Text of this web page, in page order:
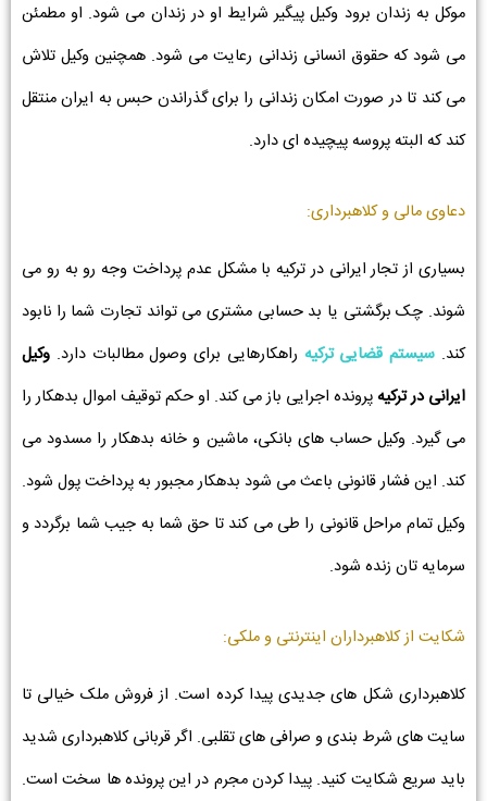
موکل به زندان برود وکیل پیگیر شرایط او در زندان می شود. او مطمئن
می شود که حقوق انسانی زندانی رعایت می شود. همچنین وکیل تلاش
می کند تا در صورت امکان زندانی را برای گذراندن حبس به ایران منتقل
کند که البته پروسه پیچیده ای دارد.
دعاوی مالی و کلاهبرداری:
بسیاری از تجار ایرانی در ترکیه با مشکل عدم پرداخت وجه رو به رو می
شوند. چک برگشتی یا بد حسابی مشتری می تواند تجارت شما را نابود
کند. سیستم قضایی ترکیه راهکارهایی برای وصول مطالبات دارد. وکیل
ایرانی در ترکیهپرونده اجرایی باز می کند. او حکم توقیف اموال بدهکار را
می گیرد. وکیل حساب های بانکی، ماشین و خانه بدهکار را مسدود می
کند. این فشار قانونی باعث می شود بدهکار مجبور به پرداخت پول شود.
وکیل تمام مراحل قانونی را طی می کند تا حق شما به جیب شما برگردد و
سرمایه تان زنده شود.
شکایت از کلاهبرداران اینترنتی و ملکی:
کلاهبرداری شکل های جدیدی پیدا کرده است. از فروش ملک خیالی تا
سایت های شرط بندی و صرافی های تقلبی. اگر قربانی کلاهبرداری شدید
باید سریع شکایت کنید. پیدا کردن مجرم در این پرونده ها سخت است.